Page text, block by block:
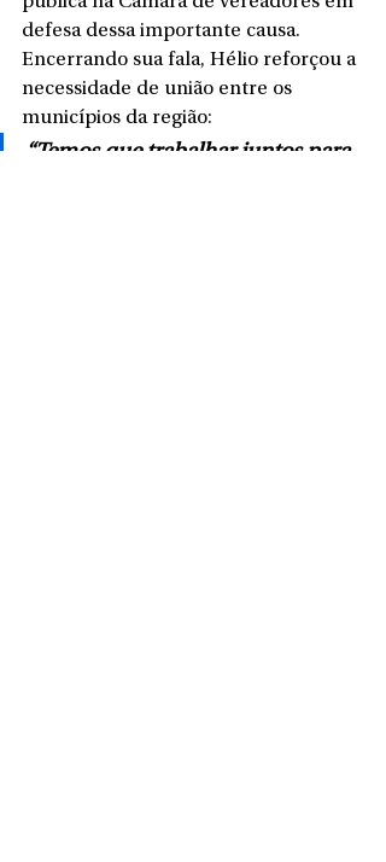
defesa dessa importante causa.
Encerrando sua fala, Hélio reforçou a
necessidade de união entre os
municípios da região:
“Temos que trabalhar juntos para